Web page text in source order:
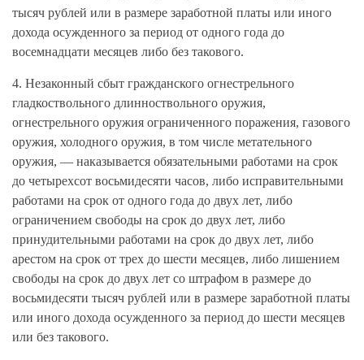
тысяч рублей или в размере заработной платы или иного
дохода осужденного за период от одного года до
восемнадцати месяцев либо без такового.
4. Незаконный сбыт гражданского огнестрельного
гладкоствольного длинноствольного оружия,
огнестрельного оружия ограниченного поражения, газового
оружия, холодного оружия, в том числе метательного
оружия, — наказывается обязательными работами на срок
до четырехсот восьмидесяти часов, либо исправительными
работами на срок от одного года до двух лет, либо
ограничением свободы на срок до двух лет, либо
принудительными работами на срок до двух лет, либо
арестом на срок от трех до шести месяцев, либо лишением
свободы на срок до двух лет со штрафом в размере до
восьмидесяти тысяч рублей или в размере заработной платы
или иного дохода осужденного за период до шести месяцев
или без такового.